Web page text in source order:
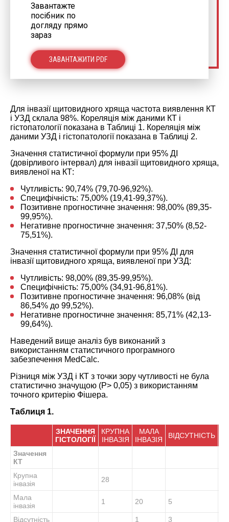
Завантажте
посібник по
догляду прямо
зараз
ЗАВАНТАЖИТИ PDF
Для інвазії щитовидного хряща частота виявлення КТ
і УЗД склала 98%. Кореляція між даними КТ і
гістопатології показана в Таблиці 1. Кореляція між
даними УЗД і гістопатології показана в Таблиці 2.
Значення статистичної формули при 95% ДІ
(довірливого інтервал) для інвазії щитовидного хряща,
виявленої на КТ:
Чутливість: 90,74% (79,70-96,92%).
Специфічність: 75,00% (19,41-99,37%).
Позитивне прогностичне значення: 98,00% (89,35-
99,95%).
Негативне прогностичне значення: 37,50% (8,52-
75,51%).
Значення статистичної формули при 95% ДІ для
інвазії щитовидного хряща, виявленої при УЗД:
Чутливість: 98,00% (89,35-99,95%).
Специфічність: 75,00% (34,91-96,81%).
Позитивне прогностичне значення: 96,08% (від
86,54% до 99,52%).
Негативне прогностичне значення: 85,71% (42,13-
99,64%).
Наведений вище аналіз був виконаний з
використанням статистичного програмного
забезпечення MedCalc.
Різниця між УЗД і КТ з точки зору чутливості не була
статистично значущою (P> 0,05) з використанням
точного критерію Фішера.
Таблиця 1.
ЗНАЧЕННЯ
ГІСТОЛОГІЇ
КРУПНА
ІНВАЗІЯ
МАЛА
ІНВАЗІЯ
ВІДСУТНІСТЬ
Значення
КТ
Крупна
інвазія
28
Мала
інвазія
1 20 5
Відсутність 1 3